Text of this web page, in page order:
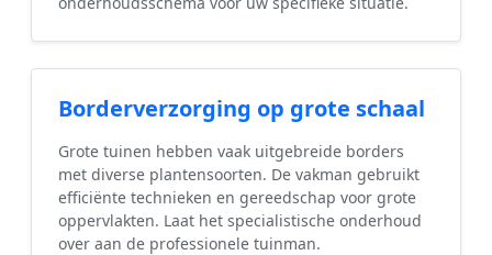
Borderverzorging op grote schaal
Grote tuinen hebben vaak uitgebreide borders
met diverse plantensoorten. De vakman gebruikt
efficiënte technieken en gereedschap voor grote
oppervlakten. Laat het specialistische onderhoud
over aan de professionele tuinman.